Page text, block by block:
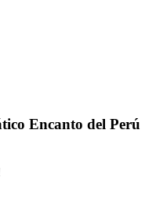
Encanto del Perú